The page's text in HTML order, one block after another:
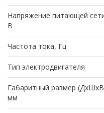
Напряжение питающей
В
Частота тока, Гц
Тип электродвигателя
Габаритный размер
мм